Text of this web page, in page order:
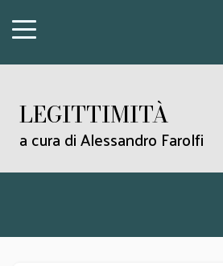
LEGITTIMITÀ
a cura di Alessandro Farolfi